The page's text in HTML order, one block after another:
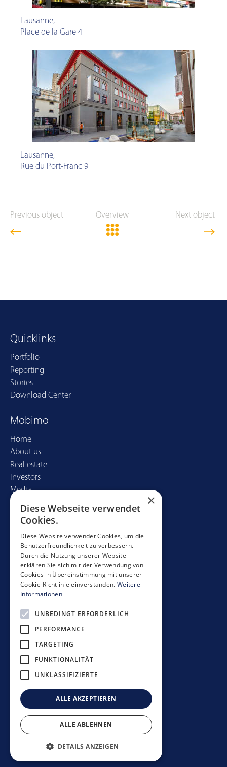
Lausanne,
Place de la Gare 4
Lausanne,
Rue du Port-Franc 9
Previous object Overview Next object
Quicklinks
Portfolio
Reporting
Stories
Download Center
Mobimo
Home
About us
Real estate
Investors
Media
Contact
Mobimo Management AG
Seestrasse 59
CH-8700 Küsnacht
+41 44 397 11 11
info@mobimo.ch
Subscribe to our newsletter
Data protection policy
Disclaimer
Imprint
Mobimo Management AG
×
Diese Webseite verwendet
Cookies.
Diese Website verwendet Cookies, um die
Benutzerfreundlichkeit zu verbessern.
Durch die Nutzung unserer Website
erklären Sie sich mit der Verwendung von
Cookies in Übereinstimmung mit unserer
Cookie-Richtlinie einverstanden. Weitere
Informationen
UNBEDINGT ERFORDERLICH
PERFORMANCE
TARGETING
FUNKTIONALITÄT
UNKLASSIFIZIERTE
ALLE AKZEPTIEREN
ALLE ABLEHNEN
DETAILS ANZEIGEN